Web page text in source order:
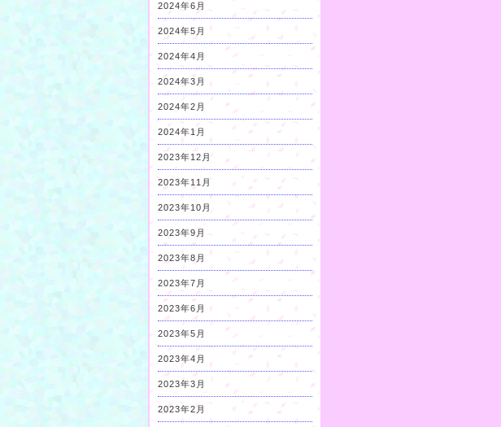
2024年6月
2024年5月
2024年4月
2024年3月
2024年2月
2024年1月
2023年12月
2023年11月
2023年10月
2023年9月
2023年8月
2023年7月
2023年6月
2023年5月
2023年4月
2023年3月
2023年2月